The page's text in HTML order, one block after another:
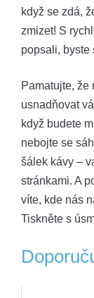
když se zdá,
zmizet! S
popsali, byste
Pamatujte, že
usnadňovat
když budete
nebojte se
šálek kávy –
stránkami. A
víte, kde nás
Tiskněte s